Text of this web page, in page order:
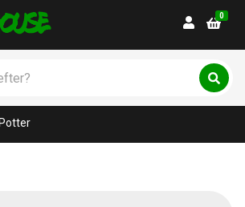
S
Login
0
Potter